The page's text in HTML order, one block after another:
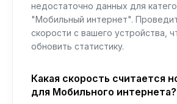
недостаточно данных для
"Мобильный интернет".
скорости с вашего устройства,
обновить статистику.
Какая скорость считается
для Мобильного интернета?